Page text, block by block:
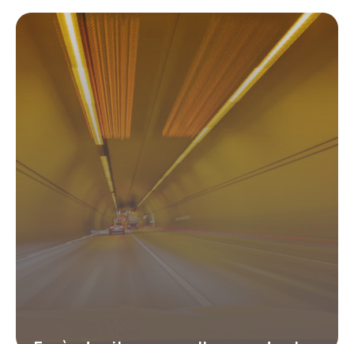
et comment revenir au tarif initial ?
17 juillet 2026